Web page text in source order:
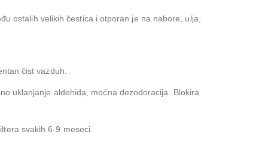
ostalih velikih čestica i otporan je na nabore, ulja,
čist vazduh.
uklanjanje aldehida, moćna dezodoracija. Blokira
svakih 6-9 meseci.